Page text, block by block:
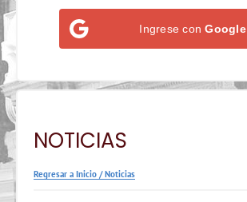
Ingrese conGoogle
NOTICIAS
Regresar a Inicio /Noticias